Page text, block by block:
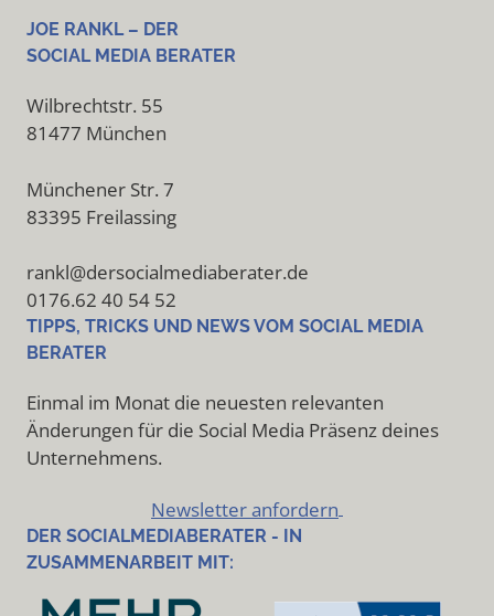
JOE RANKL – DER
SOCIAL MEDIA BERATER
Wilbrechtstr. 55
81477 München
Münchener Str. 7
83395 Freilassing
rankl@dersocialmediaberater.de
0176.62 40 54 52
TIPPS, TRICKS UND NEWS VOM SOCIAL MEDIA
BERATER
Einmal im Monat die neuesten relevanten
Änderungen für die Social Media Präsenz deines
Unternehmens.
Newsletter anfordern
DER SOCIALMEDIABERATER - IN
ZUSAMMENARBEIT MIT: